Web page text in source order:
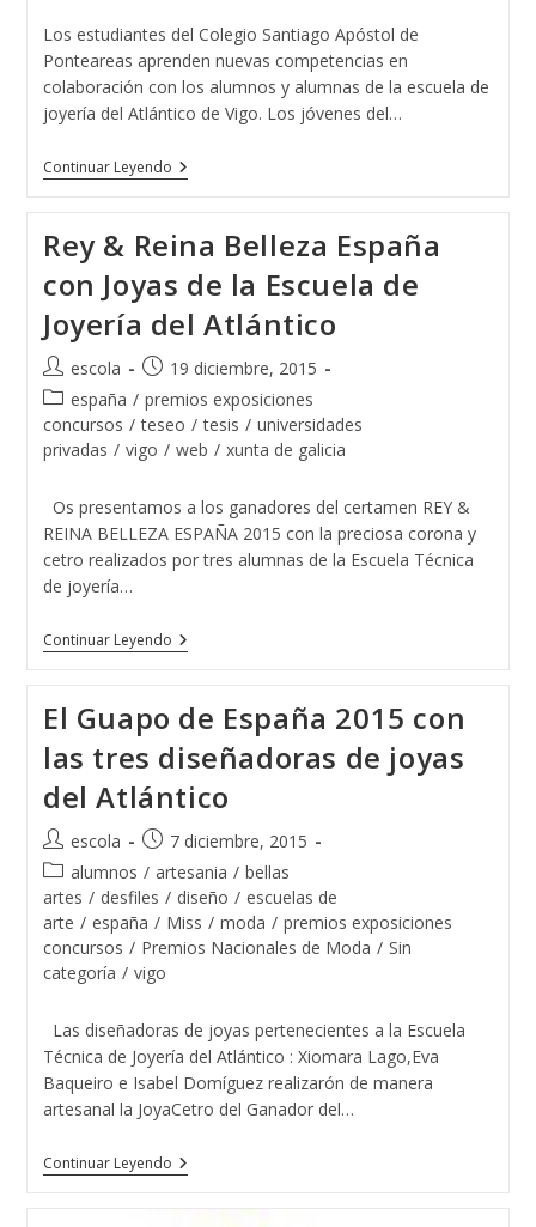
Los estudiantes del Colegio Santiago Apóstol de
Ponteareas aprenden nuevas competencias en
colaboración con los alumnos y alumnas de la escuela de
joyería del Atlántico de Vigo. Los jóvenes del…
Continuar LeyendoEl
Colegio
De
Ponteareas
Y
La
Escuela
De
Joyería
Del
Atlántico
Juntos
Por
Un
Rey & Reina Belleza España
con Joyas de la Escuela de
Joyería del Atlántico
Autor
de
la
entrada:
escola
Publicación
de
la
entrada:
19 diciembre, 2015
Categoría
de
la
españa / premios exposiciones
concursos / teseo / tesis / universidades
privadas / vigo / web / xunta de galicia
Os presentamos a los ganadores del certamen REY &
REINA BELLEZA ESPAÑA 2015 con la preciosa corona y
cetro realizados por tres alumnas de la Escuela Técnica
de joyería…
Continuar LeyendoRey
&
España
Con
Joyas
De
La
Escuela
De
Joyería
Del
Atlántico
El Guapo de España 2015 con
las tres diseñadoras de joyas
del Atlántico
Autor
de
la
entrada:
escola
Publicación
de
la
entrada:
7 diciembre, 2015
Categoría
de
la
entrada:
alumnos / artesania / bellas
artes / desfiles / diseño / escuelas de
arte / españa / Miss / moda / premios exposiciones
concursos / Premios Nacionales de Moda / Sin
categoría / vigo
Las diseñadoras de joyas pertenecientes a la Escuela
Técnica de Joyería del Atlántico : Xiomara Lago,Eva
Baqueiro e Isabel Domíguez realizarón de manera
artesanal la JoyaCetro del Ganador del…
Continuar LeyendoEl
Guapo